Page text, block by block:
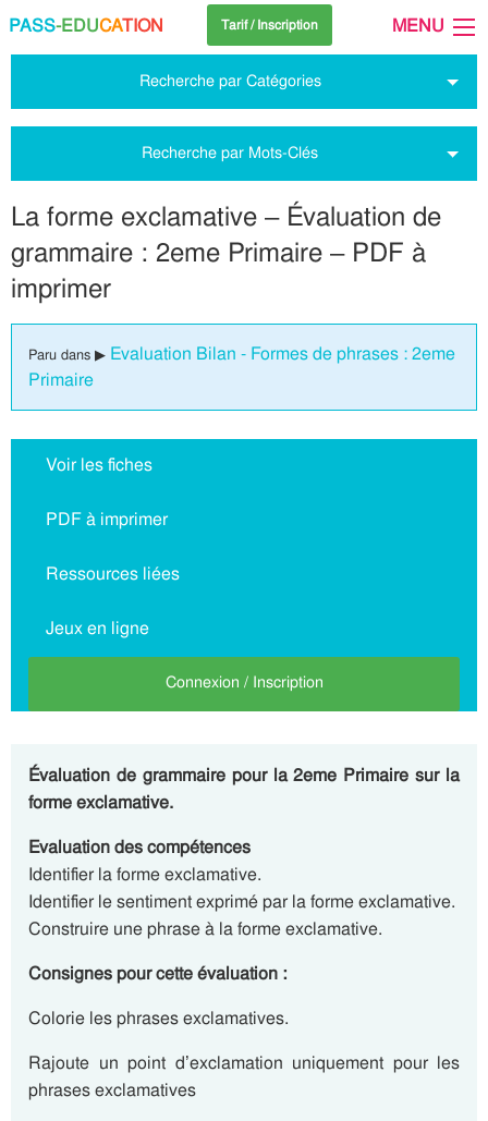
PASS-EDUCATION Tarif / Inscription MENU
Recherche par Catégories
Recherche par Mots-Clés
La forme exclamative – Évaluation de
grammaire : 2eme Primaire – PDF à
imprimer
Paru dans ▶ Evaluation Bilan - Formes de phrases : 2eme
Primaire
Voir les fiches
PDF à imprimer
Ressources liées
Jeux en ligne
Connexion / Inscription
Évaluation de grammaire pour la 2eme Primaire sur la
forme exclamative.
Evaluation des compétences
Identifier la forme exclamative.
Identifier le sentiment exprimé par la forme exclamative.
Construire une phrase à la forme exclamative.
Consignes pour cette évaluation :
Colorie les phrases exclamatives.
Rajoute un point d’exclamation uniquement pour les
phrases exclamatives